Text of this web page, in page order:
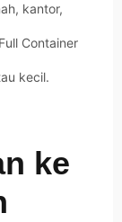
kantor,
Container
kecil.
ke